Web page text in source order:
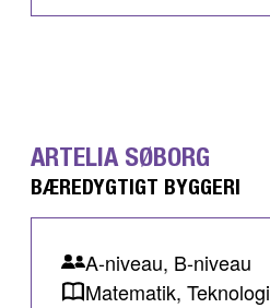
ARTELIA SØBORG
BÆREDYGTIGT BYGGERI
A-niveau, B-niveau
Matematik, Teknologi